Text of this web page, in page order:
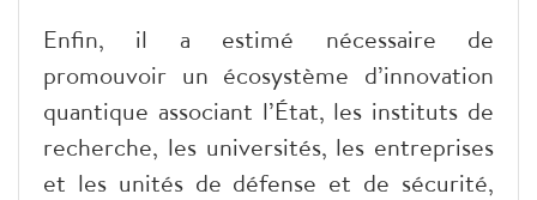
Enfin, il a estimé nécessaire de
promouvoir un écosystème d’innovation
quantique associant l’État, les instituts de
recherche, les universités, les entreprises
et les unités de défense et de sécurité,